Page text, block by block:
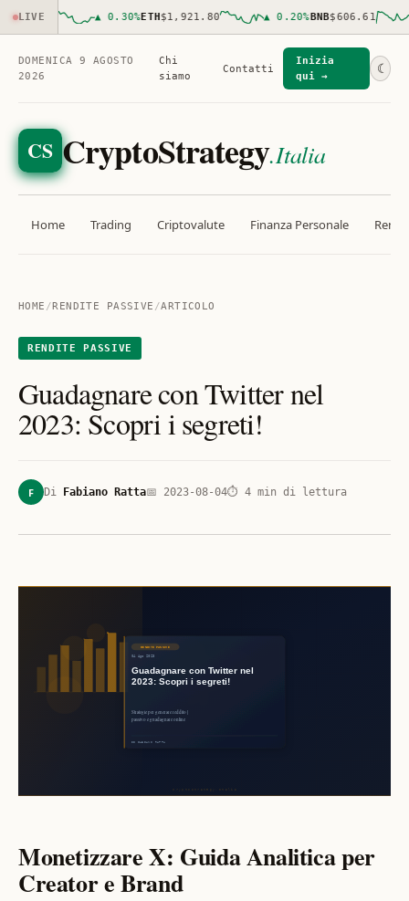
LIVE ▲ 0.30%ETH$1,921.80 ▲ 0.20%BNB$606.61
DOMENICA 9 AGOSTO
2026
Chi
siamo
Contatti
Inizia
qui →
☾
CS CryptoStrategy.Italia
Home Trading Criptovalute Finanza Personale
HOME /RENDITE PASSIVE /ARTICOLO
RENDITE PASSIVE
Guadagnare con Twitter nel
2023: Scopri i segreti!
F Di Fabiano Ratta📅 2023-08-04⏱ 4 min di lettura
Monetizzare X: Guida Analitica per
Creator e Brand